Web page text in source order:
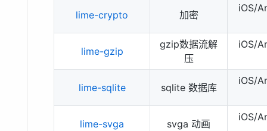
lime-crypto 加密
iOS/
lime-gzip
gzip数据流解
压
iOS/
lime-sqlite sqlite 数据库
iOS/
lime-svga svga 动画
iOS/